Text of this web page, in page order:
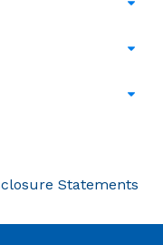
Statements